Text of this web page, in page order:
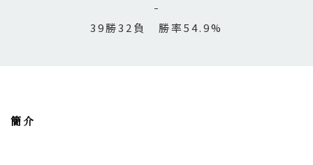
39勝32負 勝率54.9%
簡介